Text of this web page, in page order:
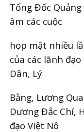
Tổng Đốc
âm các cuộc
họp mật nhiều
của các lãnh
Dân, Lý
Bằng, Lương
Dương Đắc Chí,
đạo Việt Nô